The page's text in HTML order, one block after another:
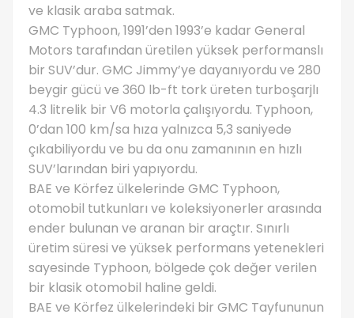
ve klasik araba satmak.
GMC Typhoon, 1991’den 1993’e kadar General
Motors tarafından üretilen yüksek performanslı
bir SUV’dur. GMC Jimmy’ye dayanıyordu ve 280
beygir gücü ve 360 ​​lb-ft tork üreten turboşarjlı
4.3 litrelik bir V6 motorla çalışıyordu. Typhoon,
0’dan 100 km/sa hıza yalnızca 5,3 saniyede
çıkabiliyordu ve bu da onu zamanının en hızlı
SUV’larından biri yapıyordu.
BAE ve Körfez ülkelerinde GMC Typhoon,
otomobil tutkunları ve koleksiyonerler arasında
ender bulunan ve aranan bir araçtır. Sınırlı
üretim süresi ve yüksek performans yetenekleri
sayesinde Typhoon, bölgede çok değer verilen
bir klasik otomobil haline geldi.
BAE ve Körfez ülkelerindeki bir GMC Tayfununun